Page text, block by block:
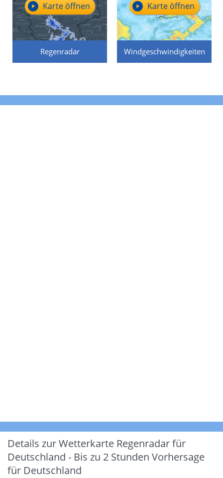
Regenradar
Karte öffnen
Windgeschwindigkeiten
Karte öffnen
Details zur Wetterkarte Regenradar für
Deutschland - Bis zu 2 Stunden Vorhersage
für Deutschland